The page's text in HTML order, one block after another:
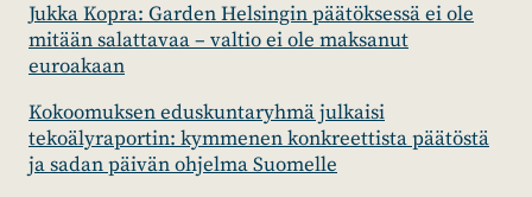
Jukka Kopra: Garden Helsingin päätöksessä ei ole
mitään salattavaa – valtio ei ole maksanut
euroakaan
Kokoomuksen eduskuntaryhmä julkaisi
tekoälyraportin: kymmenen konkreettista päätöstä
ja sadan päivän ohjelma Suomelle